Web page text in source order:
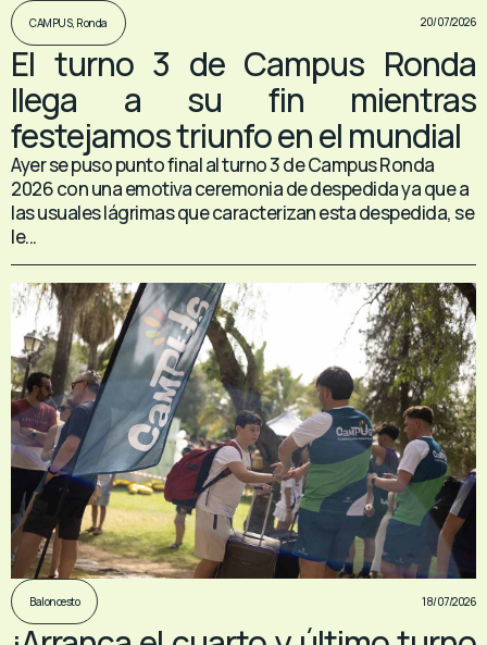
CAMPUS, Ronda 20/07/2026
El turno 3 de Campus Ronda
llega a su fin mientras
festejamos triunfo en el mundial
Ayer se puso punto final al turno 3 de Campus Ronda
2026 con una emotiva ceremonia de despedida ya que a
las usuales lágrimas que caracterizan esta despedida, se
le...
Baloncesto 18/07/2026